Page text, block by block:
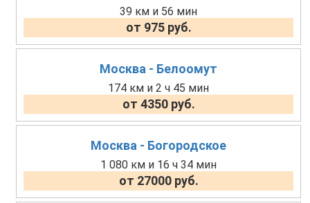
39 км и 56 мин
от 975 руб.
Москва - Белоомут
174 км и 2 ч 45 мин
от 4350 руб.
Москва - Богородское
1 080 км и 16 ч 34 мин
от 27000 руб.